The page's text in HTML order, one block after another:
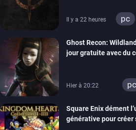
Il y a 22 heures pc
ps4
Ghost Recon:
jour gratuite avec du
Hier à 20:22 pc
Square Enix dément
générative pour créer